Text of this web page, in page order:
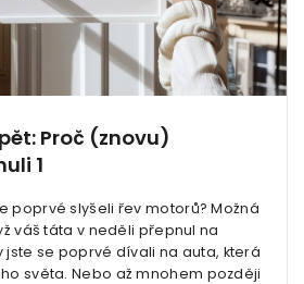
Proč (znovu)
1
poprvé slyšeli řev motorů? Možná
váš táta v neděli přepnul na
jste se poprvé dívali na auta, která
světa. Nebo až mnohem později